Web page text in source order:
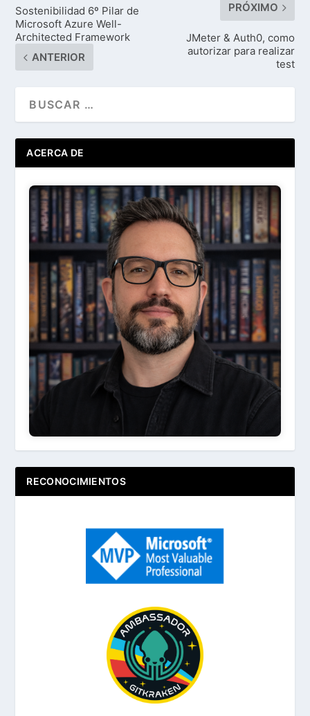
Sostenibilidad 6º Pilar de
Microsoft Azure Well-
Architected Framework
ANTERIOR
PRÓXIMO
JMeter & Auth0, como
autorizar para realizar
test
ACERCA DE
Ir
Acerca de ...
RECONOCIMIENTOS